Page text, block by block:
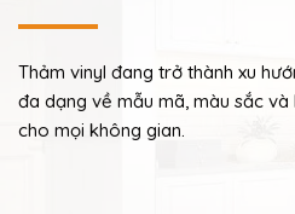
Thảm vinyl đang trở thành xu
đa dạng về mẫu mã, màu sắc
cho mọi không gian.